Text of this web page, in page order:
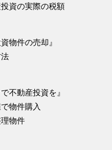
実際の税額
件の売却』
動産投資を』
件購入
件